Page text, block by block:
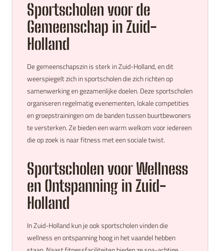
Sportscholen voor de
Gemeenschap in Zuid-
Holland
De gemeenschapszin is sterk in Zuid-Holland, en dit
weerspiegelt zich in sportscholen die zich richten op
samenwerking en gezamenlijke doelen. Deze sportscholen
organiseren regelmatig evenementen, lokale competities
en groepstrainingen om de banden tussen buurtbewoners
te versterken. Ze bieden een warm welkom voor iedereen
die op zoek is naar fitness met een sociale twist.
Sportscholen voor Wellness
en Ontspanning in Zuid-
Holland
In Zuid-Holland kun je ook sportscholen vinden die
wellness en ontspanning hoog in het vaandel hebben